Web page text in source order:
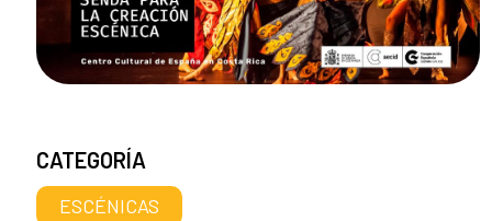
CATEGORÍA
ESCÉNICAS